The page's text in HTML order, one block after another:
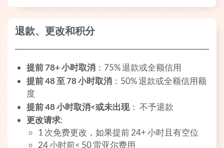
退款、更改和积分
提前 78+ 小时取消 ：75% 退款或全额信用
提前 48 至 78 小时取消 ：50% 退款或全额信用额
度
提前 48 小时取消<或未出现： 不予退款
更改请求:
1 次免费更改，如果提前 24+ 小时且有空位
24 小时前< 50 雷亚尔费用